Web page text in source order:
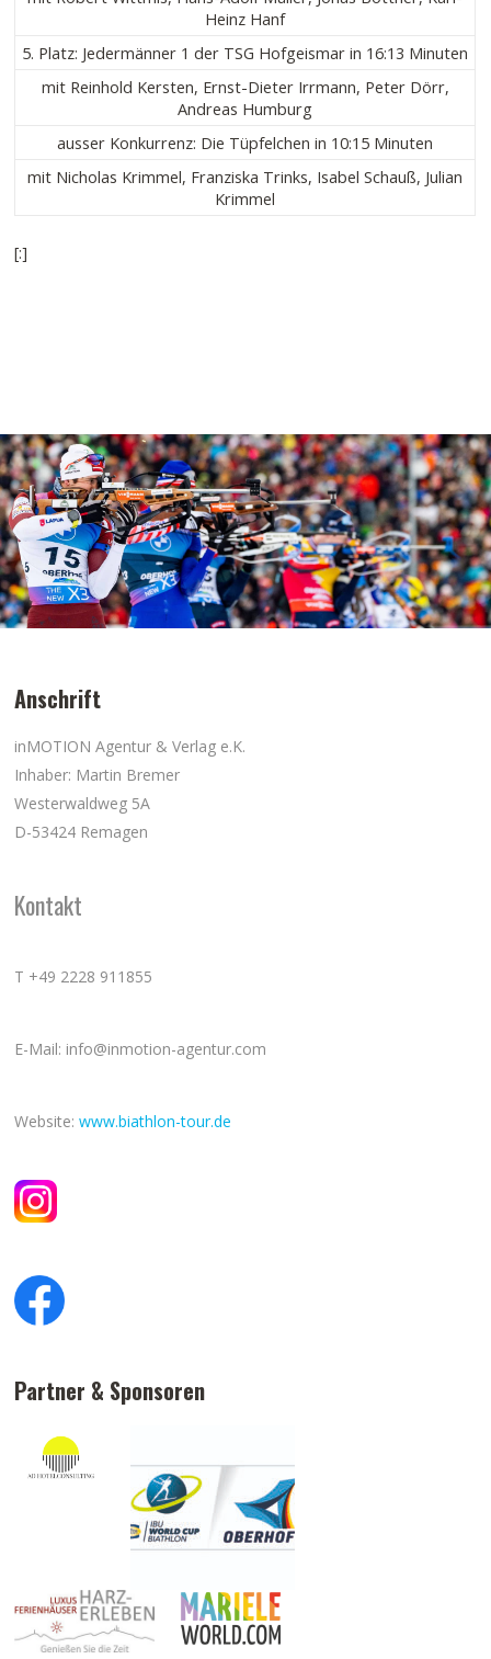
Heinz Hanf
5. Platz: Jedermänner 1 der TSG Hofgeismar in 16:13 Minuten
mit Reinhold Kersten, Ernst-Dieter Irrmann, Peter Dörr,
Andreas Humburg
ausser Konkurrenz: Die Tüpfelchen in 10:15 Minuten
mit Nicholas Krimmel, Franziska Trinks, Isabel Schauß, Julian
Krimmel
[:]
Anschrift
inMOTION Agentur & Verlag e.K.
Inhaber: Martin Bremer
Westerwaldweg 5A
D-53424 Remagen
Kontakt
T +49 2228 911855
E-Mail: info@inmotion-agentur.com
Website:www.biathlon-tour.de
Partner & Sponsoren